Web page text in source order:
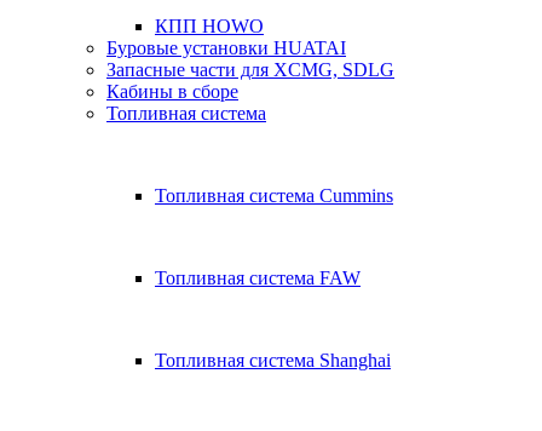
КПП HOWO
Буровые установки HUATAI
Запасные части для XCMG, SDLG
Кабины в сборе
Топливная система
Топливная система Cummins
Топливная система FAW
Топливная система Shanghai